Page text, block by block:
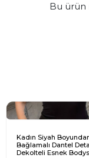
Bu ürün
Kadın Siyah
Bağlamalı Dantel
Dekolteli Esnek